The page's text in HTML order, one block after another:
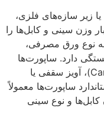
زیر سازه‌های فلزی،
وزن سینی و کابل‌ها را
نوع ورق مصرفی،
دارد. ساپورت‌ها
می‌توانند به شکل بازویی ساده (Cantilever)، آویز سقفی یا
ساپورت‌ها معمولاً
کابل‌ها و نوع سینی